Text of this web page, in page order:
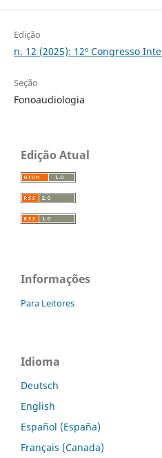
Edição
n. 12 (2025): 12º Congresso
Seção
Fonoaudiologia
Edição Atual
Informações
Para Leitores
Idioma
Deutsch
English
Español (España)
Français (Canada)